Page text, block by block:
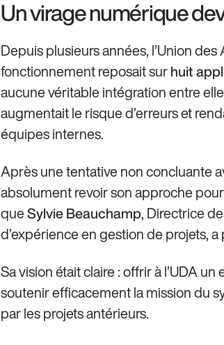
Un virage numérique
Depuis plusieurs années, l’Union
fonctionnement reposait sur huit
aucune véritable intégration entre
augmentait le risque d’erreurs et
équipes internes.
Après une tentative non concluante
absolument revoir son approche
queSylvie Beauchamp, Directrice
d’expérience en gestion de projets,
Sa vision était claire : offrir à l’UDA
soutenir efficacement la mission du
par les projets antérieurs.